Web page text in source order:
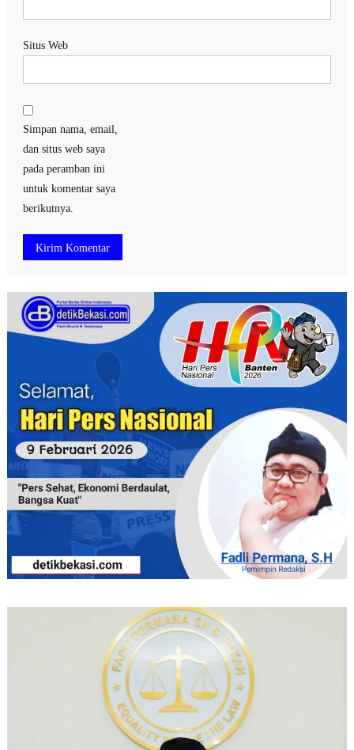
Situs Web
Simpan nama, email,
dan situs web saya
pada peramban ini
untuk komentar saya
berikutnya.